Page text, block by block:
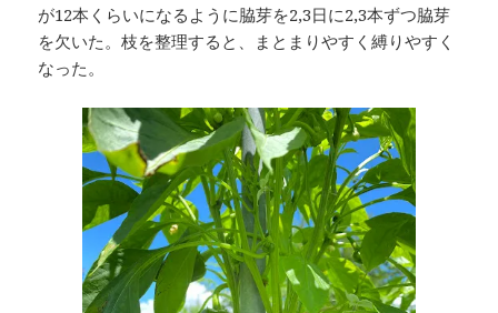
が12本くらいになるように脇芽を2,3日に2,3本ずつ脇芽
を欠いた。枝を整理すると、まとまりやすく縛りやすく
なった。